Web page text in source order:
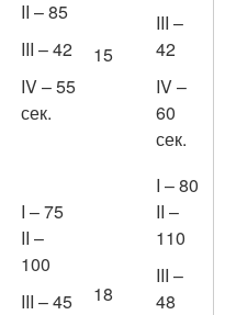
II – 85
III – 42
IV – 55
сек.
15
III –
42
IV –
60
сек.
I – 75
II –
100
III – 45
18
I – 80
II –
110
III –
48